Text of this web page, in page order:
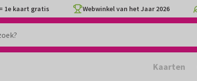
1e kaart gratis Webwinkel van het Jaar 2026
Kaarten